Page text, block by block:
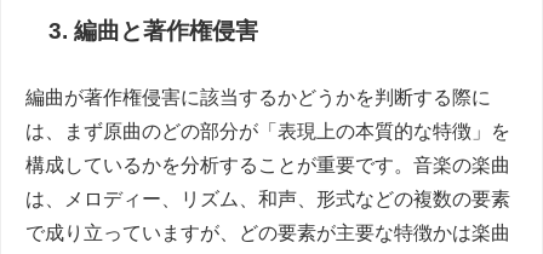
3. 編曲と著作権侵害
編曲が著作権侵害に該当するかどうかを判断する際に
は、まず原曲のどの部分が「表現上の本質的な特徴」を
構成しているかを分析することが重要です。音楽の楽曲
は、メロディー、リズム、和声、形式などの複数の要素
で成り立っていますが、どの要素が主要な特徴かは楽曲